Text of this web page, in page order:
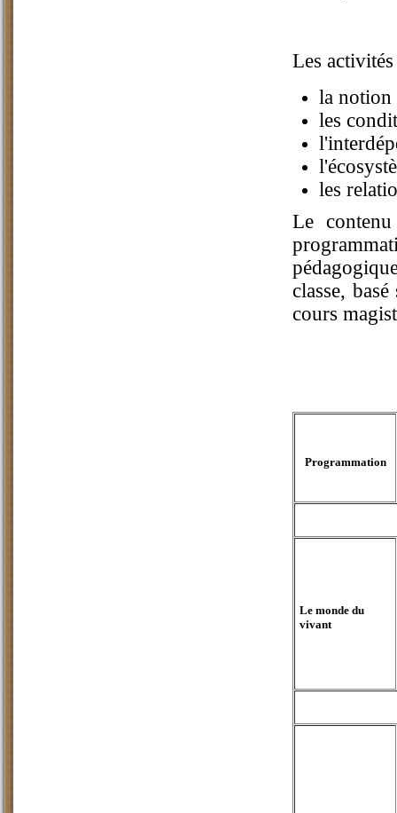
Les
la notion
les
les
Le
classe,
cours
Programmation
Le monde du
vivant